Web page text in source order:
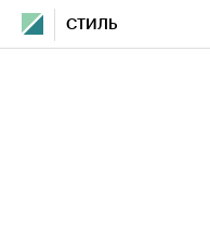
СТИЛЬ